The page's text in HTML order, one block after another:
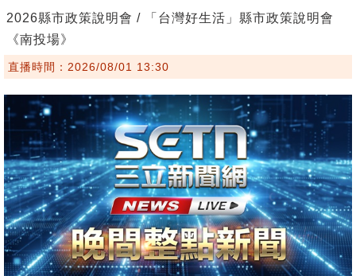
2026縣市政策說明會 / 「台灣好生活」縣市政策說明會
《南投場》
直播時間：2026/08/01 13:30